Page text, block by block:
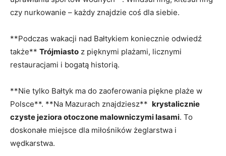
czy nurkowanie – każdy znajdzie coś dla siebie.
**Podczas wakacji nad Bałtykiem koniecznie odwiedź
także** Trójmiasto z pięknymi plażami, licznymi
restauracjami i bogatą historią.
**Nie tylko Bałtyk ma do⁢ zaoferowania piękne plaże w ​
Polsce**. **Na Mazurach ‍znajdziesz** ⁢ krystalicznie
czyste jeziora otoczone ‍malowniczymi lasami. To
doskonałe ⁢miejsce dla miłośników żeglarstwa i
wędkarstwa.